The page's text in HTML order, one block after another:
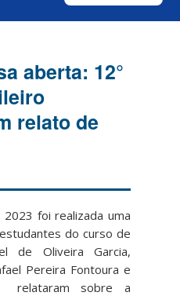
aberta: 12°
relato de
foi realizada uma
do curso de
de Oliveira Garcia,
Pereira Fontoura e
relataram sobre a